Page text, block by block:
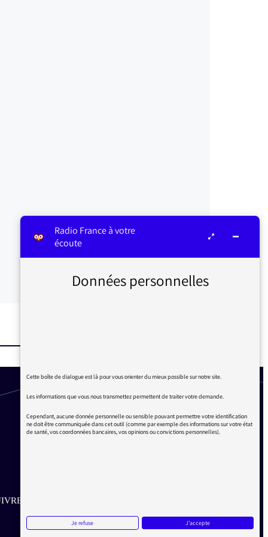
SUR LES RÉSEAUX
Aller sur la page Facebook de la Médiatrice
Aller sur la page Twitter de la Médiatrice
Aller sur la page Instagram de la Médiatrice
Radio France à votre
écoute
Données personnelles
Cette boîte de dialogue est là pour vous orienter du mieux possible sur notre site.
Les informations que vous nous transmettez permettent de traiter votre demande.
Cependant, aucune donnée personnelle ou sensible pouvant permettre votre identification
ne doit être communiquée dans cet outil (comme par exemple des informations sur votre état
de santé, vos coordonnées bancaires, vos opinions ou convictions personnelles).
Je refuse J'accepte